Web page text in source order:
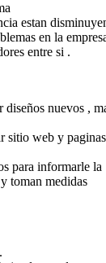
estan
en la
entre si .
diseños nuevos ,
sitio web y paginas
para informarle la
toman medidas